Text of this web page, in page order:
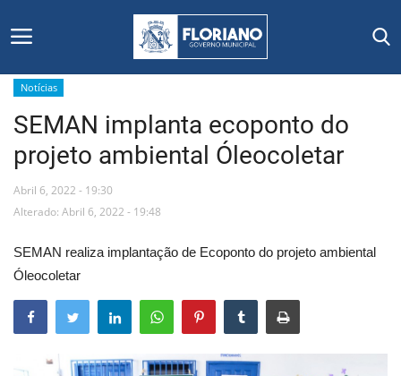
Início
Editais
Floriano
Secretarias e Órgãos
Mural de Licitações
Notícias
SEMAN implanta ecoponto do
projeto ambiental Óleocoletar
Abril 6, 2022 - 19:30
Alterado: Abril 6, 2022 - 19:48
SEMAN realiza implantação de Ecoponto do projeto ambiental
Óleocoletar